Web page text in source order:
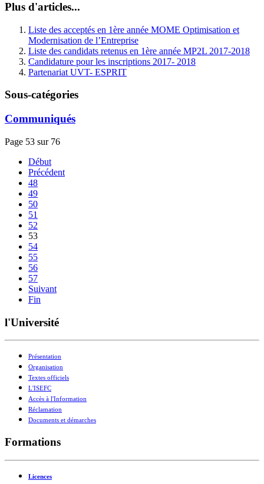
Plus d'articles...
Liste des acceptés en 1ère année MOME Optimisation et
Modernisation de l’Entreprise
Liste des candidats retenus en 1ère année MP2L 2017-2018
Candidature pour les inscriptions 2017- 2018
Partenariat UVT- ESPRIT
Sous-catégories
Communiqués
Page 53 sur 76
Début
Précédent
48
49
50
51
52
53
54
55
56
57
Suivant
Fin
l'Université
Présentation
Organisation
Textes officiels
L'ISEFC
Accès à l'Information
Réclamation
Documents et démarches
Formations
Licences